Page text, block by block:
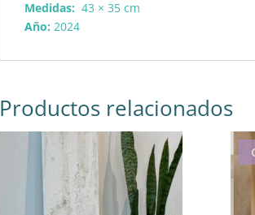
Medidas: 43 × 35 cm
Año: 2024
Productos relacionados